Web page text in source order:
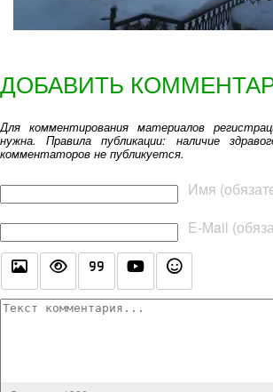
ДОБАВИТЬ
Для комментирования материалов
нужна. Правила публикации: наличие
комментаторов не публикуется.
Имя
E-Mail
Текст комментария